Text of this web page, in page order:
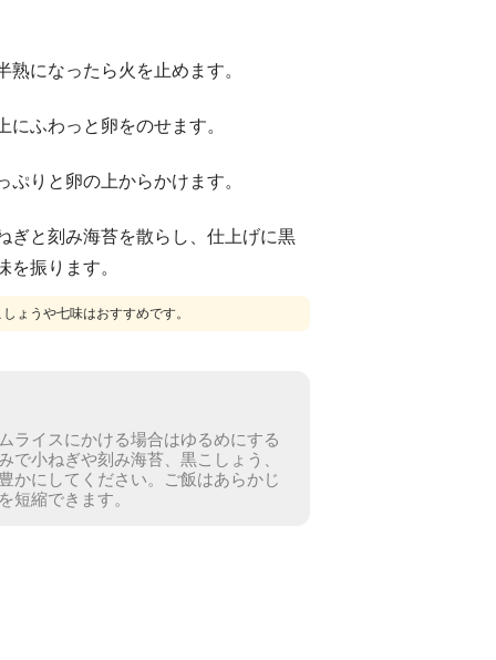
になったら火を止めます。
ふわっと卵をのせます。
りと卵の上からかけます。
ぎと刻み海苔を散らし、仕上げに黒
振ります。
ょうや七味はおすすめです。
ライスにかける場合はゆるめにする
で小ねぎや刻み海苔、黒こしょう、
かにしてください。 ご飯はあらかじ
短縮できます。